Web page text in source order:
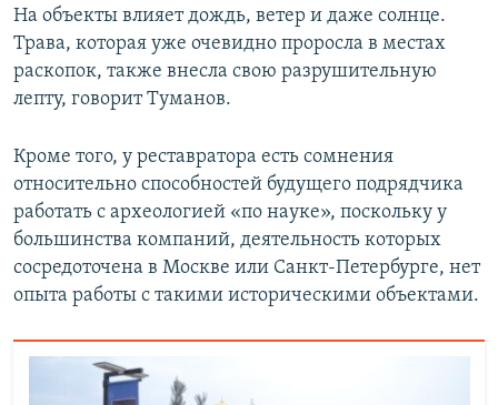
На объекты влияет дождь, ветер и даже солнце.
Трава, которая уже очевидно проросла в местах
раскопок, также внесла свою разрушительную
лепту, говорит Туманов.
Кроме того, у реставратора есть сомнения
относительно способностей будущего подрядчика
работать с археологией «по науке», поскольку у
большинства компаний, деятельность которых
сосредоточена в Москве или Санкт-Петербурге, нет
опыта работы с такими историческими объектами.